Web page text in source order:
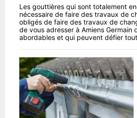
Les gouttières qui sont totalement
nécessaire de faire des travaux de
obligés de faire des travaux de
de vous adresser à Amiens
abordables et qui peuvent défier